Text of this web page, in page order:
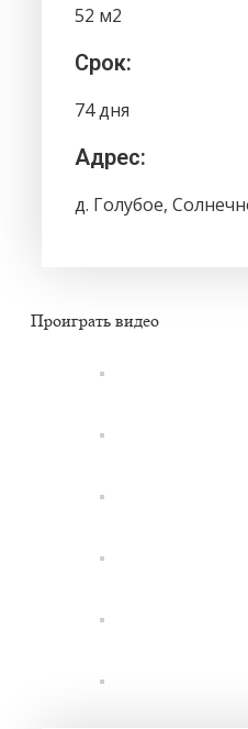
52 м2
Срок:
74 дня
Адрес:
д. Голубое,
Проиграть видео